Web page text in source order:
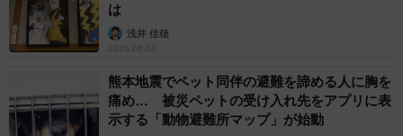
可愛いボディ＝タカラトミーアーツ提供
ーー何をしても泣き止みませんでしたか。
「もちろん、いつも泣いているわけではありませんが、何
をしても泣き止まない時もありました。何が気に入らなく
は
浅井 佳穂
2026.08.08
熊本地震でペット同伴の避難を諦める人に胸を
痛め… 被災ペットの受け入れ先をアプリに表
示する「動物避難所マップ」が始動